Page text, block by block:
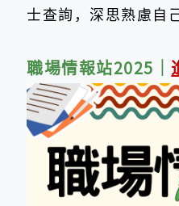
士查詢，深思熟慮自
職場情報站2025